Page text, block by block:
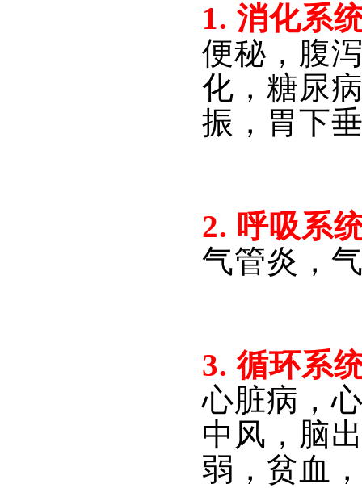
1. 消化系
便秘，腹
化，糖尿
振，胃下
2. 呼吸系
气管炎，
3. 循环系
心脏病，
中风，脑
弱，贫血